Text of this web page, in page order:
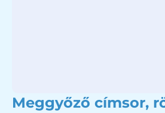
Meggyőző címsor,